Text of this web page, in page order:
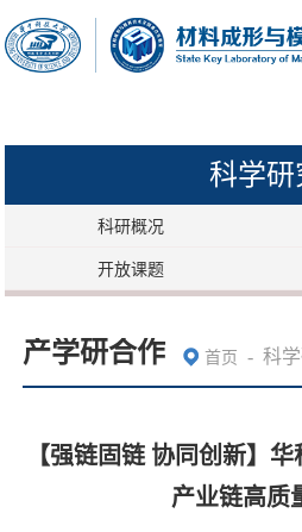
科学研
科研概况
开放课题
产学研合作 首页 - 科
【强链固链 协同创新】
产业链高质